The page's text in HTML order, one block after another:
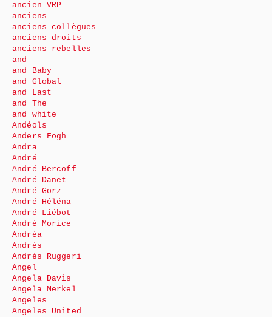
ancien VRP
anciens
anciens collègues
anciens droits
anciens rebelles
and
and Baby
and Global
and Last
and The
and white
Andéols
Anders Fogh
Andra
André
André Bercoff
André Danet
André Gorz
André Héléna
André Liébot
André Morice
Andréa
Andrés
Andrés Ruggeri
Angel
Angela Davis
Angela Merkel
Angeles
Angeles United